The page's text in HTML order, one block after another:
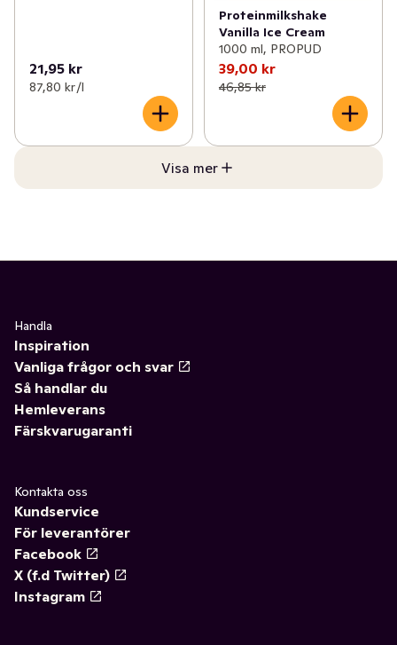
21,95 kr
87,80 kr /l
Proteinmilkshake
Vanilla Ice Cream
1000 ml, PROPUD
39,00 kr
46,85 kr
Visa mer
Handla
Inspiration
Vanliga frågor och svar
Så handlar du
Hemleverans
Färskvarugaranti
Kontakta oss
Kundservice
För leverantörer
Facebook
X (f.d Twitter)
Instagram